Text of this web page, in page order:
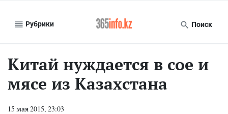
Рубрики Поиск
Китай нуждается в сое и
мясе из Казахстана
15 мая 2015, 23:03